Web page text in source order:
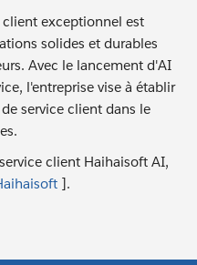
exceptionnel est
solides et durables
Avec le lancement d'AI
l'entreprise vise à établir
service client dans le
client Haihaisoft AI,
].